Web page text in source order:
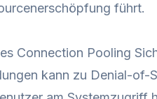
führt.
Connection Pooling
kann zu Denial-of-